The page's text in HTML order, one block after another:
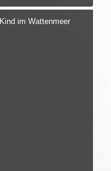
Kind im Wattenmeer